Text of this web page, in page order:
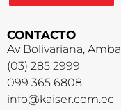
CONTACTO
Av Bolivariana,
(03) 285 2999
099 365 6808
info@kaiser.com.ec